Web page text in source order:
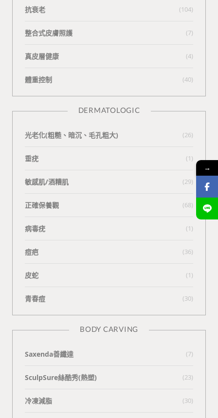
抗衰老 (104)
整合式皮膚照護 (7)
真皮層健康 (4)
體重控制 (40)
DERMATOLOGIC
光老化(粗糙、暗沉、毛孔粗大) (26)
垂疣 (1)
敏感肌/酒糟肌 (29)
正確保養觀 (68)
病毒疣 (1)
痘疤 (36)
皮蛇 (1)
青春痘 (30)
BODY CARVING
Saxenda善纖達 (7)
SculpSure絲酷秀(熱塑) (23)
冷凍減脂 (30)
→